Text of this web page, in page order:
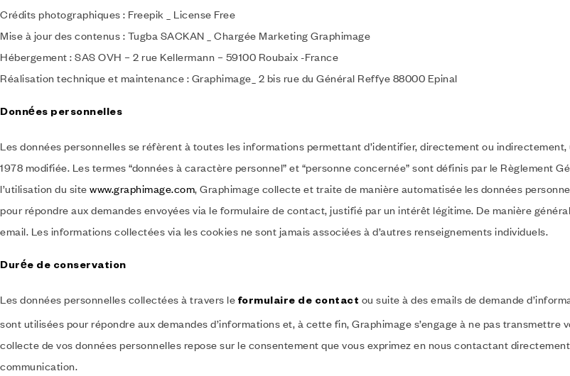
Crédits photographiques : Freepik _ License Free
Mise à jour des contenus : Tugba SACKAN _ Chargée Marketing Graphimage
Hébergement : SAS OVH – 2 rue Kellermann – 59100 Roubaix -France
Réalisation technique et maintenance : Graphimage_ 2 bis rue du Général Reffye 88000 Epinal
Données personnelles
Les données personnelles se réfèrent à toutes les informations permettant d’identifier, directement ou
1978 modifiée. Les termes “données à caractère personnel” et “personne concernée” sont définis par le Règlement
l’utilisation du site www.graphimage.com , Graphimage collecte et traite de manière automatisée les données
pour répondre aux demandes envoyées via le formulaire de contact, justifié par un intérêt légitime. De manière
email. Les informations collectées via les cookies ne sont jamais associées à d’autres renseignements individuels.
Durée de conservation
Les données personnelles collectées à travers le formulaire de contact ou suite à des emails de demande
sont utilisées pour répondre aux demandes d’informations et, à cette fin, Graphimage s’engage à ne pas
collecte de vos données personnelles repose sur le consentement que vous exprimez en nous contactant
communication.